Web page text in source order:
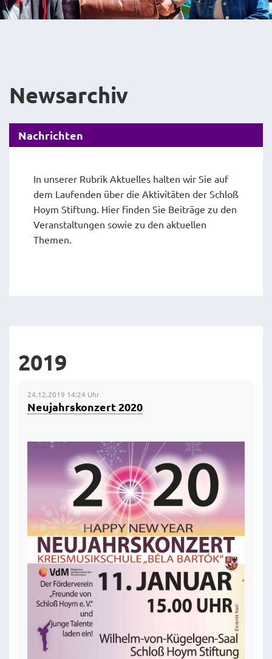
Newsarchiv
Nachrichten
In unserer Rubrik Aktuelles halten wir Sie auf
dem Laufenden über die Aktivitäten der Schloß
Hoym Stiftung. Hier finden Sie Beiträge zu den
Veranstaltungen sowie zu den aktuellen
Themen.
2019
24.12.2019 14:24 Uhr
Neujahrskonzert 2020